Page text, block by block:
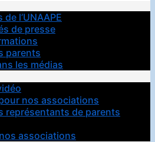
l’UNAAPE
de presse
parents
les médias
nos associations
représentants de parents
associations